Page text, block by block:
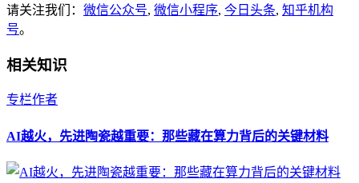
请关注我们： 微信公众号, 微信小程序, 今日头条, 知乎机构
号。
相关知识
专栏作者
AI越火，先进陶瓷越重要：那些藏在算力背后的关键材料